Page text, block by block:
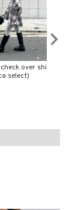
over shi
select)